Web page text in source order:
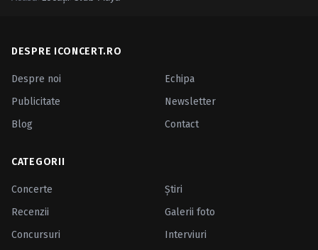
Caută în site...
DESPRE ICONCERT.RO
Despre noi
Echipa
Publicitate
Newsletter
Blog
Contact
CATEGORII
Concerte
Ştiri
Recenzii
Galerii foto
Concursuri
Interviuri